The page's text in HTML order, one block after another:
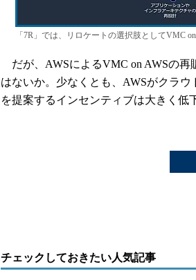
「7R」では、リロケートの選択肢としてVMC
だが、AWSによるVMC on AWSの再
はないか。少なくとも、AWSがクラ
を提案するインセンティブは大きく低
チェックしておきたい人気記事